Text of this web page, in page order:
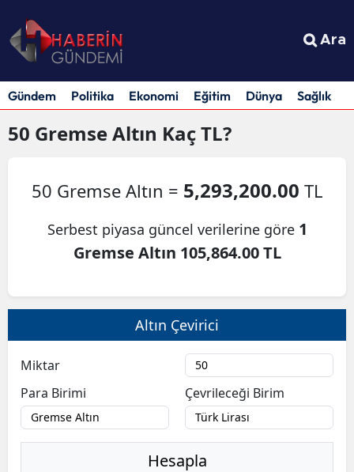
Ara
Gündem Politika Ekonomi Eğitim Dünya Sağlık
50 Gremse Altın Kaç TL?
50 Gremse Altın = 5,293,200.00 TL
Serbest piyasa güncel verilerine göre 1
Gremse Altın 105,864.00 TL
Altın Çevirici
Miktar
Para Birimi
Çevrileceği Birim
Hesapla